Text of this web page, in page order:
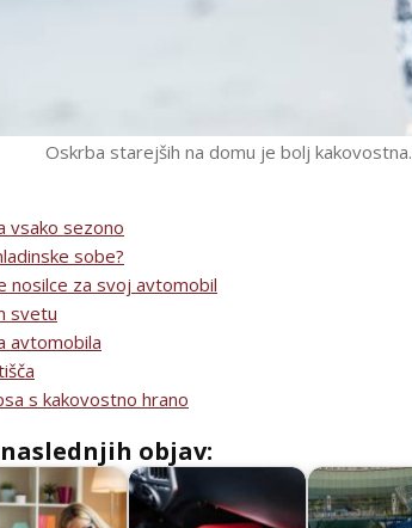
Oskrba starejših na domu je bolj kakovostna.
vsako sezono
sobe?
nosilce za svoj avtomobil
svetu
avtomobila
s kakovostno hrano
objav: